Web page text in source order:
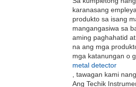
karanasang
produkto sa isang
mangangasiwa sa
aming paghahatid
na ang mga
mga katanungan o
metal detector
, tawagan kami
Ang Techik